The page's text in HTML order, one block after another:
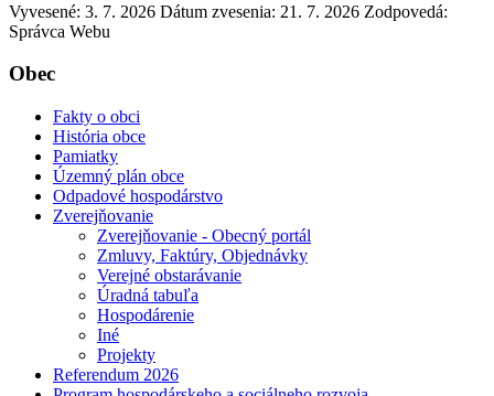
Vyvesené: 3. 7. 2026 Dátum zvesenia: 21. 7. 2026 Zodpovedá:
Správca Webu
Obec
Fakty o obci
História obce
Pamiatky
Územný plán obce
Odpadové hospodárstvo
Zverejňovanie
Zverejňovanie - Obecný portál
Zmluvy, Faktúry, Objednávky
Verejné obstarávanie
Úradná tabuľa
Hospodárenie
Iné
Projekty
Referendum 2026